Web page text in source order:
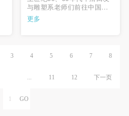
与雕塑系老师们前往中国古
代雕塑遗迹进行了多次调
研。滑先生为当时的古代雕
机，对当时的调研状况做了
后撰写了多篇调研成果综
更多
3 4 5 6 7 8
... 11 12 下一页